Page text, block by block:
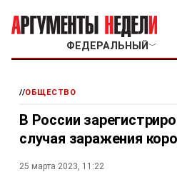
ФЕДЕРАЛЬНЫЙ ﹀
//ОБЩЕСТВО
В России
случая заражения
25 марта 2023, 11:22